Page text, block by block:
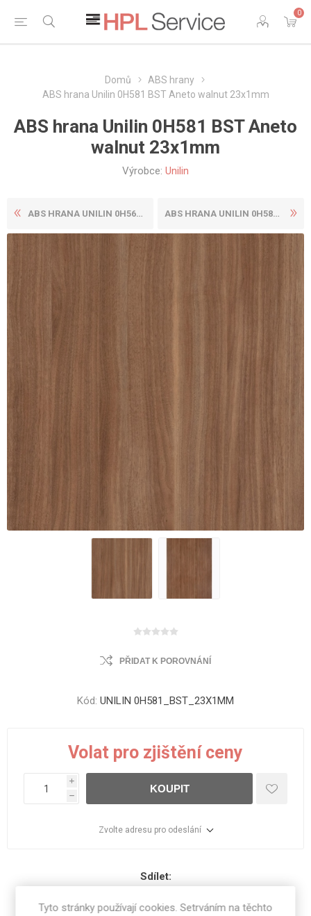
0
Domů
ABS hrany
ABS hrana Unilin 0H581 BST Aneto walnut 23x1mm
ABS hrana Unilin 0H581 BST Aneto
walnut 23x1mm
Výrobce: Unilin
ABS HRANA UNILIN 0H562 BST ... ABS HRANA UNILIN 0H581 BST ...
PŘIDAT K POROVNÁNÍ
Kód: UNILIN 0H581_BST_23X1MM
Volat pro zjištění ceny
i
h
KOUPIT
Zvolte adresu pro odeslání
Sdílet:
Tyto stránky používají cookies. Setrváním na těchto